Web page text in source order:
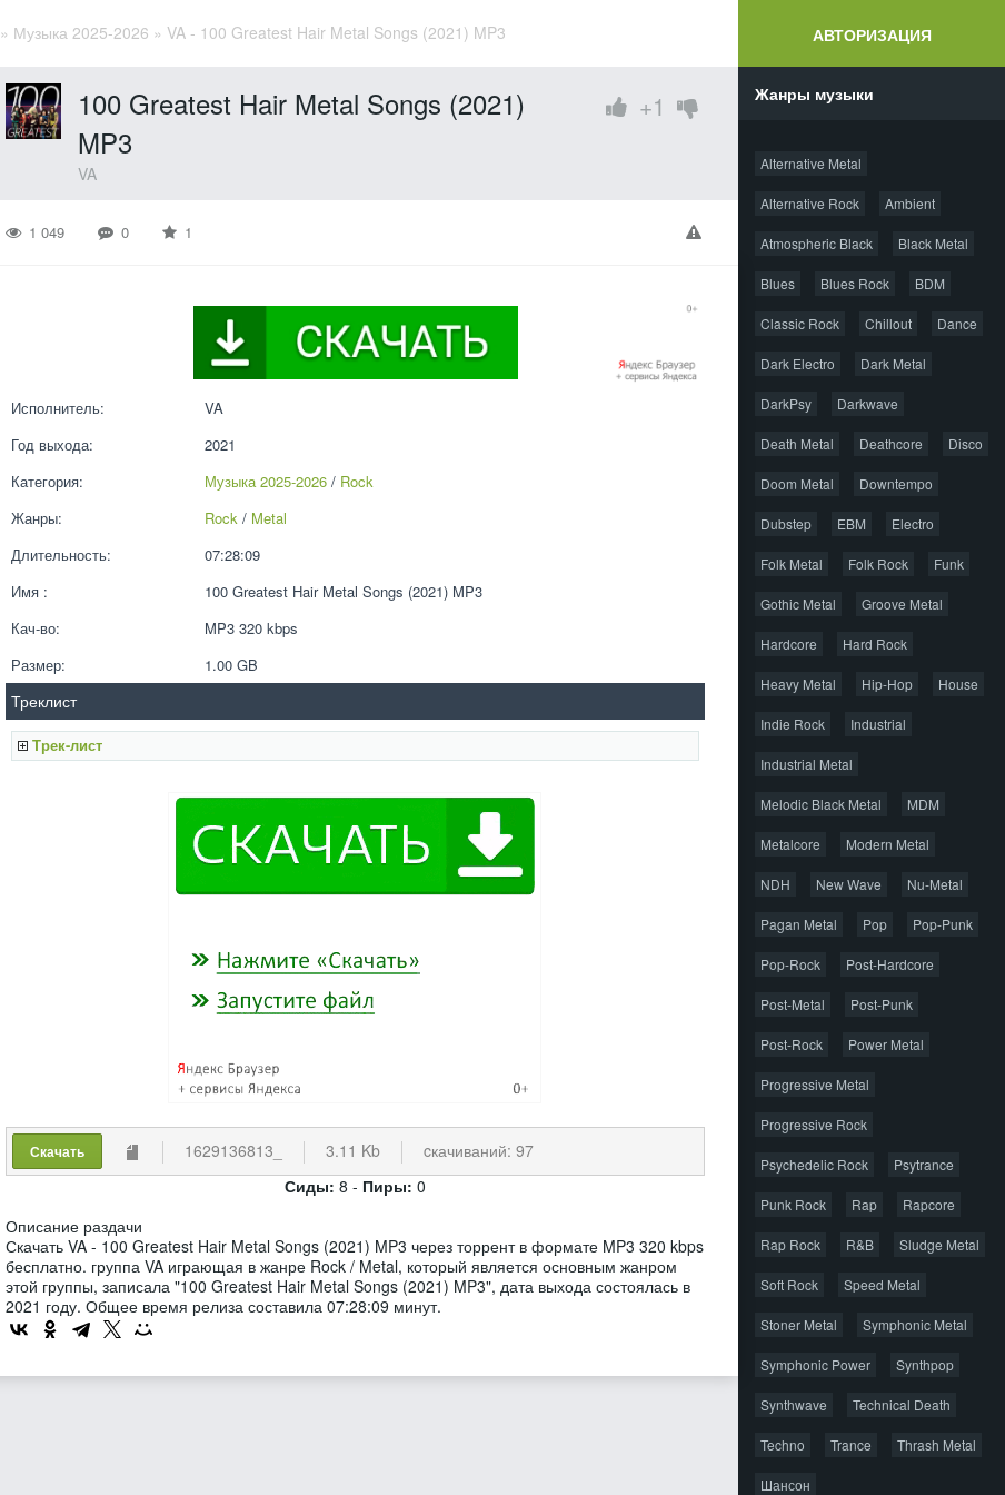
АВТОРИЗАЦИЯ
» Музыка 2025-2026 » VA - 100 Greatest Hair Metal Songs (2021) MP3
100 Greatest Hair Metal Songs (2021)
MP3
VA
+1
1 049 0 1
Исполнитель:
VA
Год выхода:
2021
Категория:
Музыка 2025-2026 / Rock
Жанры:
Rock / Metal
Длительность:
07:28:09
Имя :
100 Greatest Hair Metal Songs (2021) MP3
Кач-во:
MP3 320 kbps
Размер:
1.00 GB
Треклист
Трек-лист
Скачать 1629136813_ 3.11 Kb
cкачиваний: 97
Сиды: 8 - Пиры: 0
Описание раздачи
Скачать VA - 100 Greatest Hair Metal Songs (2021) MP3 через торрент в формате MP3 320 kbps
бесплатно. группа VA играющая в жанре Rock / Metal, который является основным жанром
этой группы, записала "100 Greatest Hair Metal Songs (2021) MP3", дата выхода состоялась в
2021 году. Общее время релиза составила 07:28:09 минут.
Жанры музыки
Alternative Metal
Alternative Rock Ambient
Atmospheric Black Black Metal
Blues Blues Rock BDM
Classic Rock Chillout Dance
Dark Electro Dark Metal
DarkPsy Darkwave
Death Metal Deathcore Disco
Doom Metal Downtempo
Dubstep EBM Electro
Folk Metal Folk Rock Funk
Gothic Metal Groove Metal
Hardcore Hard Rock
Heavy Metal Hip-Hop House
Indie Rock Industrial
Industrial Metal
Melodic Black Metal MDM
Metalcore Modern Metal
NDH New Wave Nu-Metal
Pagan Metal Pop Pop-Punk
Pop-Rock Post-Hardcore
Post-Metal Post-Punk
Post-Rock Power Metal
Progressive Metal
Progressive Rock
Psychedelic Rock Psytrance
Punk Rock Rap Rapcore
Rap Rock R&B Sludge Metal
Soft Rock Speed Metal
Stoner Metal Symphonic Metal
Symphonic Power Synthpop
Synthwave Technical Death
Techno Trance Thrash Metal
Шансон